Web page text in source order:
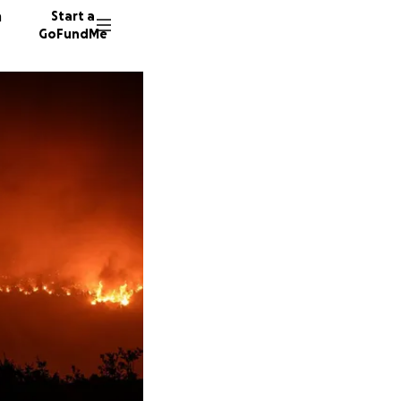
Start a
GoFundMe